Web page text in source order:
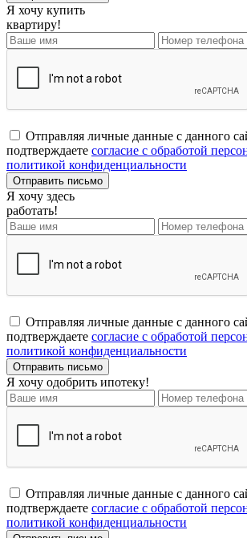
Я хочу купить
квартиру!
Отправляя личные данные с данного
подтверждаете согласие с обработой
политикой конфиденциальности
Я хочу здесь
работать!
Отправляя личные данные с данного
подтверждаете согласие с обработой
политикой конфиденциальности
Я хочу одобрить ипотеку!
Отправляя личные данные с данного
подтверждаете согласие с обработой
политикой конфиденциальности